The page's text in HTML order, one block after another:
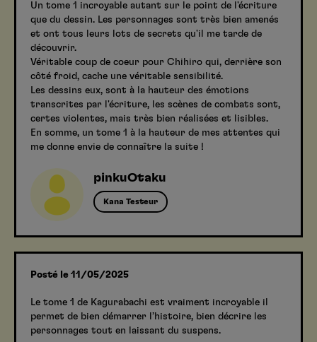
Un tome 1 incroyable autant sur le point de l'écriture
que du dessin. Les personnages sont très bien amenés
et ont tous leurs lots de secrets qu'il me tarde de
découvrir.
Véritable coup de coeur pour Chihiro qui, derrière son
côté froid, cache une véritable sensibilité.
Les dessins eux, sont à la hauteur des émotions
transcrites par l'écriture, les scènes de combats sont,
certes violentes, mais très bien réalisées et lisibles.
En somme, un tome 1 à la hauteur de mes attentes qui
me donne envie de connaître la suite !
pinkuOtaku
Kana Testeur
Posté le 11/05/2025
Le tome 1 de Kagurabachi est vraiment incroyable il
permet de bien démarrer l’histoire, bien décrire les
personnages tout en laissant du suspens.